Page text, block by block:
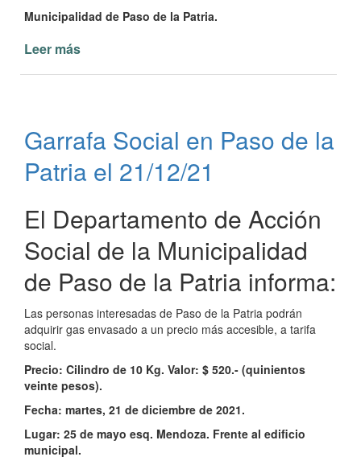
Municipalidad de Paso de la Patria.
Leer más
de
Paso
de
Garrafa Social en Paso de la
Patria el 21/12/21
El Departamento de Acción
Social de la Municipalidad
de Paso de la Patria informa:
Las personas interesadas de Paso de la Patria podrán
adquirir gas envasado a un precio más accesible, a tarifa
social.
Precio: Cilindro de 10 Kg. Valor: $ 520.- (quinientos
veinte pesos).
Fecha: martes, 21 de diciembre de 2021.
Lugar: 25 de mayo esq. Mendoza. Frente al edificio
municipal.